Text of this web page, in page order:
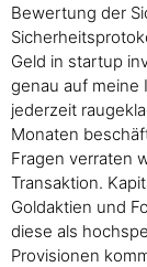
Bewertung der
Geld in startup
genau auf meine
jederzeit
Monaten
Fragen verraten
Transaktion.
Goldaktien und
diese als
Provisionen